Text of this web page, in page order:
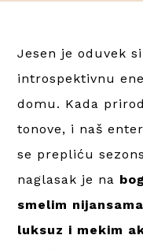
Jesen je oduvek
introspektivnu
domu. Kada
tonove, i naš
se prepliću
naglasak je na
smelim
luksuz i mekim